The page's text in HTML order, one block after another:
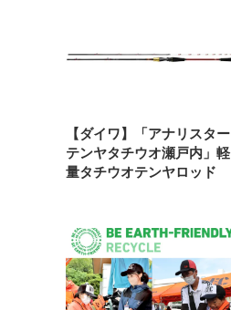
【ダイワ】「アナリスター
テンヤタチウオ瀬戸内」軽
量タチウオテンヤロッド